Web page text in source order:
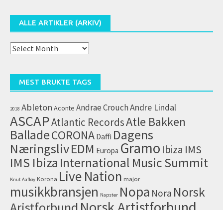
ALLE ARTIKLER (ARKIV)
Alle
MEST BRUKTE TAGS
2018 Ableton Aconte Andrae CrouchAndre Lindal
ASCAPAtlantic RecordsAtle Bakken
BalladeCORONA Daffi Dagens
NæringslivEDM Europa Gramo Ibiza IMS
IMS Ibiza International Music Summit
Knut Aafløy Korona Live Nation major
musikkbransjen Napster Nopa Nora Norsk